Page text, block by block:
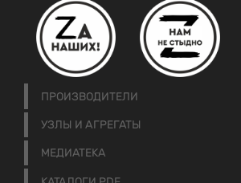
ПРОИЗВОДИТЕЛИ
УЗЛЫ И АГРЕГАТЫ
МЕДИАТЕКА